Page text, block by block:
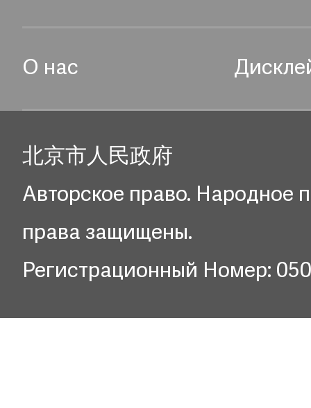
О нас
北京市人民政府
Авторское право. Народное
права защищены.
Регистрационный Номер: